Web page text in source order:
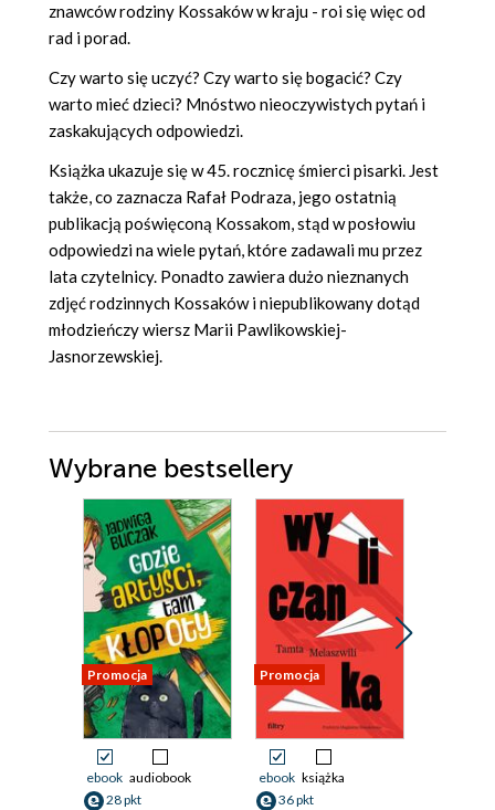
znawców rodziny Kossaków w kraju - roi się więc od
rad i porad.
Czy warto się uczyć? Czy warto się bogacić? Czy
warto mieć dzieci? Mnóstwo nieoczywistych pytań i
zaskakujących odpowiedzi.
Książka ukazuje się w 45. rocznicę śmierci pisarki. Jest
także, co zaznacza Rafał Podraza, jego ostatnią
publikacją poświęconą Kossakom, stąd w posłowiu
odpowiedzi na wiele pytań, które zadawali mu przez
lata czytelnicy. Ponadto zawiera dużo nieznanych
zdjęć rodzinnych Kossaków i niepublikowany dotąd
młodzieńczy wiersz Marii Pawlikowskiej-
Jasnorzewskiej.
Wybrane bestsellery
Promocja
ebook audiobook
28 pkt
Promocja
ebook książka
36 pkt